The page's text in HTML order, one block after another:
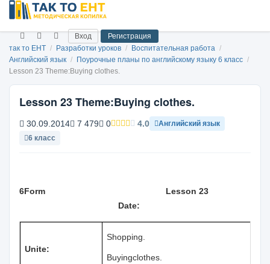
Вход
Регистрация
так то ЕНТ / Разработки уроков / Воспитательная работа /
Английский язык / Поурочные планы по английскому языку 6 класс /
Lesson 23 Theme:Buying clothes.
Lesson 23 Theme:Buying clothes.
30.09.2014 7 479 0 4.0
Английский язык
6 класс
6Form Lesson 23
Date:
Unite:
Shopping
Buyingclothes